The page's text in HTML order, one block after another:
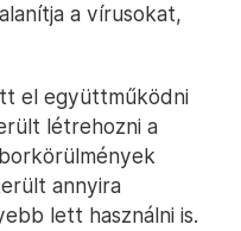
a vírusokat,
el együttműködni
létrehozni a
annyira
lett használni is.